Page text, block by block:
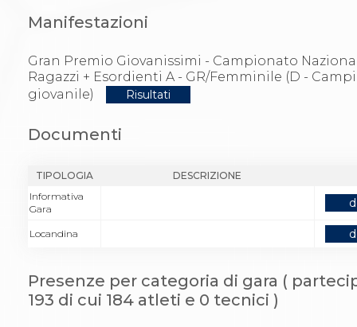
Albi Federali
La disciplina
News
Gare e Risultati
News
Ju Jitsu
Sumo
Capoeira
Manifestazioni
Gran Premio Giovanissimi - Campionato
Ragazzi + Esordienti A - GR/Femminile (D -
giovanile)
Risultati
Documenti
TIPOLOGIA
DESCRIZIONE
Informativa
Gara
Locandina
Presenze per categoria di gara (
193 di cui 184 atleti e 0 tecnici )